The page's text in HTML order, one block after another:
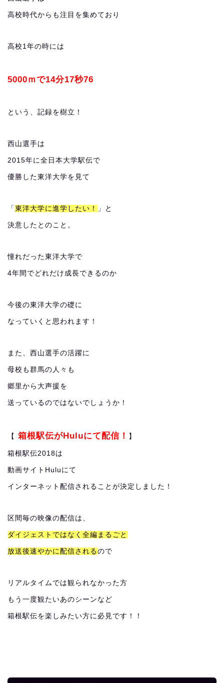
高校時代からも注目を集めており
高校1年の時には
5000ｍで14分17秒76
という、記録を樹立！
西山選手は
2015年に全日本大学駅伝で
優勝した東洋大学を見て
「 東洋大学に進学したい！ 」と
決意したとのこと。
憧れだった東洋大学で
4年間でどれだけ成長できるのか
今後の東洋大学の礎に
なっていくと思われます！
また、西山選手の活躍に
母校も群馬の人々も
郷里から大声援を
送っているのではないでしょうか！
【 箱根駅伝がHuluにて配信！ 】
箱根駅伝2018は
動画サイトHuluにて
インターネット配信されることが決定しました！
区間毎の映像の配信は、
ダイジェストではなく全編まるごと
放送後速やかに配信されるので
リアルタイムでは観られなかった方
もう一度観たいあのシーンなど
箱根駅伝を楽しみたい方に必見です！！